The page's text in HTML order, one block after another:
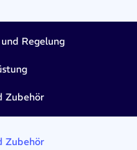
Regelung
Zubehör
Zubehör